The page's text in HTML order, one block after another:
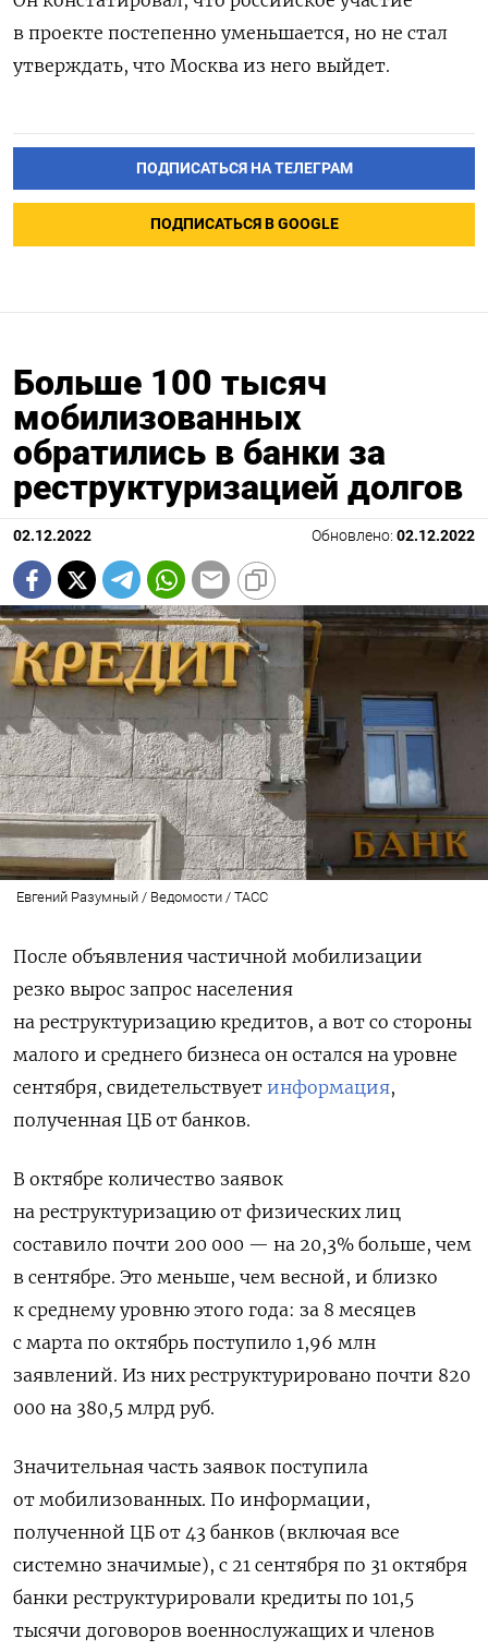
в проекте постепенно уменьшается, но не стал
утверждать, что Москва из него выйдет.
ПОДПИСАТЬСЯ НА ТЕЛЕГРАМ
ПОДПИСАТЬСЯ В GOOGLE
Больше 100 тысяч
мобилизованных
обратились в банки за
реструктуризацией долгов
02.12.2022 Обновлено: 02.12.2022
Евгений Разумный / Ведомости / ТАСС
После объявления частичной мобилизации
резко вырос запрос населения
на реструктуризацию кредитов, а вот со стороны
малого и среднего бизнеса он остался на уровне
сентября, свидетельствует информация,
полученная ЦБ от банков.
В октябре количество заявок
на реструктуризацию от физических лиц
составило почти 200 000 — на 20,3% больше, чем
в сентябре. Это меньше, чем весной, и близко
к среднему уровню этого года: за 8 месяцев
с марта по октябрь поступило 1,96 млн
заявлений. Из них реструктурировано почти 820
000 на 380,5 млрд руб.
Значительная часть заявок поступила
от мобилизованных. По информации,
полученной ЦБ от 43 банков (включая все
системно значимые), с 21 сентября по 31 октября
банки реструктурировали кредиты по 101,5
тысячи договоров военнослужащих и членов